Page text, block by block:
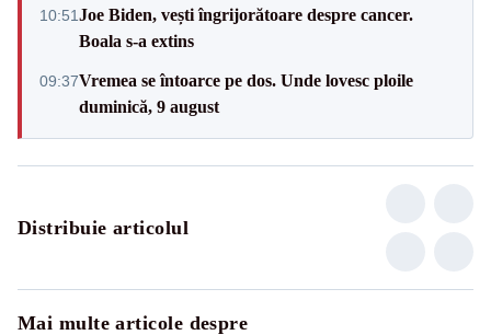
10:51Joe Biden, vești îngrijorătoare despre cancer.
Boala s-a extins
09:37Vremea se întoarce pe dos. Unde lovesc ploile
duminică, 9 august
Distribuie articolul
Mai multe articole despre